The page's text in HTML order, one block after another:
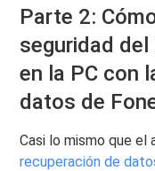
Parte 2:
seguridad
en la PC con
datos de
Casi lo mismo que el
recuperación de